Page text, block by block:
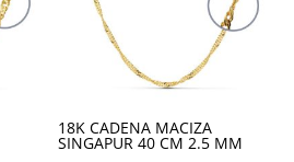
18K CADENA MACIZA
SINGAPUR 40 CM 2.5 MM